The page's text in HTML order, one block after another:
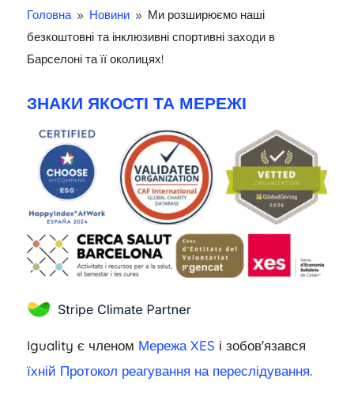
Головна 9 Новини 9 Ми розширюємо наші
безкоштовні та інклюзивні спортивні заходи в
Барселоні та її околицях!
ЗНАКИ ЯКОСТІ ТА МЕРЕЖІ
Iguality є членом Мережа XES і зобов'язався
їхній Протокол реагування на переслідування.